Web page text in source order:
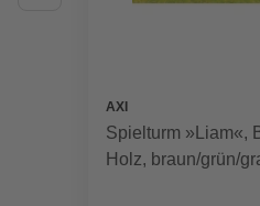
AXI
Spielturm »Liam«,
Holz, braun/grün/